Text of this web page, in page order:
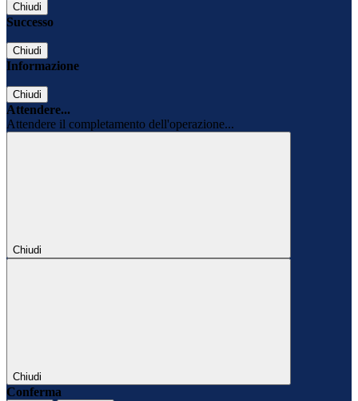
Chiudi
Successo
Chiudi
Informazione
Chiudi
Attendere...
Attendere il completamento dell'operazione...
Chiudi
Chiudi
Conferma